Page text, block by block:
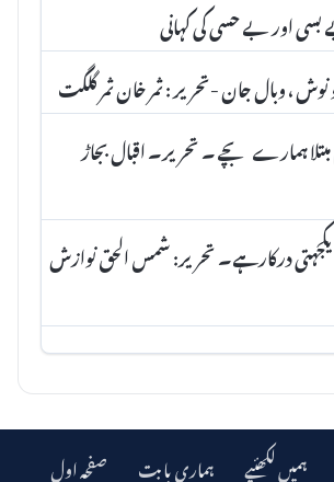
اور بے حسی کی کہانی
، وبال جان -تحریر : ثمر خان ثمر گلگت
ہمارے بچے ۔ تحریر۔ اقبال بجاڑ
یکجہتی درکارہے۔ تحریر: شمس الحق نوازش
صفحہ اول ہماری بابت ہمیں لکھئیے